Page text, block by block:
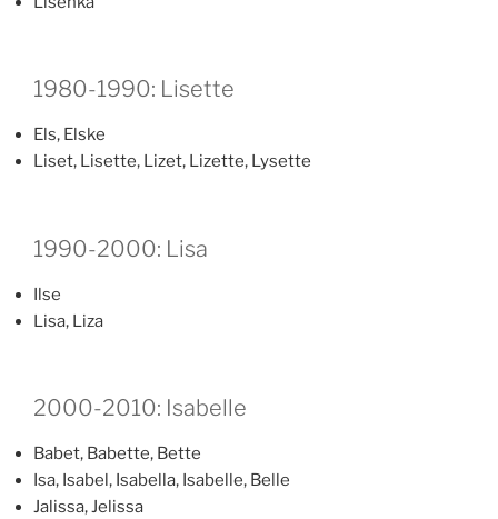
1980-1990: Lisette
Els, Elske
Liset, Lisette, Lizet, Lizette, Lysette
1990-2000: Lisa
Ilse
Lisa, Liza
2000-2010: Isabelle
Babet, Babette, Bette
Isa, Isabel, Isabella, Isabelle, Belle
Jalissa, Jelissa